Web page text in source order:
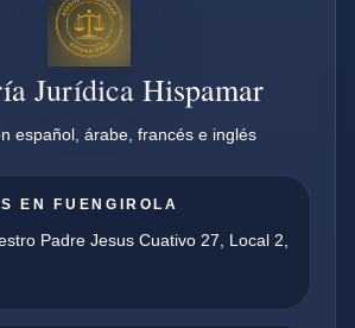
Jurídica Hispamar
español, árabe, francés e inglés
EN FUENGIROLA
Padre Jesus Cuativo 27, Local 2,